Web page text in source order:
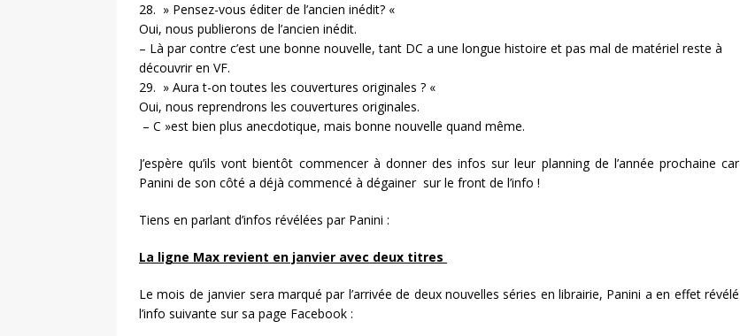
28. » Pensez-vous éditer de l’ancien inédit? «
Oui, nous publierons de l’ancien inédit.
– Là par contre c’est une bonne nouvelle, tant DC a une longue histoire et pas mal de matériel reste à
découvrir en VF.
29. » Aura t-on toutes les couvertures originales ? «
Oui, nous reprendrons les couvertures originales.
– C »est bien plus anecdotique, mais bonne nouvelle quand même.
J’espère qu’ils vont bientôt commencer à donner des infos sur leur planning de l’année prochaine car
Panini de son côté a déjà commencé à dégainer sur le front de l’info !
Tiens en parlant d’infos révélées par Panini :
La ligne Max revient en janvier avec deux titres
Le mois de janvier sera marqué par l’arrivée de deux nouvelles séries en librairie, Panini a en effet révélé
l’info suivante sur sa page Facebook :